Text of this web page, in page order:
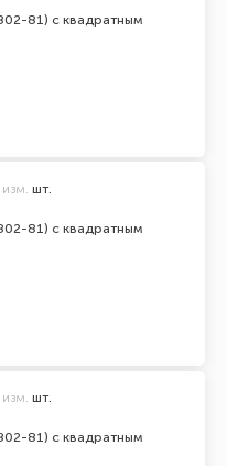
81) с квадратным
81) с квадратным
изм. шт.
81) с квадратным
изм. шт.